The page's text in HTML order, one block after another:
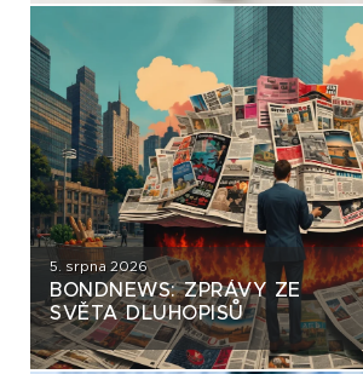
5. srpna 2026
BONDNEWS: ZPRÁVY ZE
SVĚTA DLUHOPISŮ